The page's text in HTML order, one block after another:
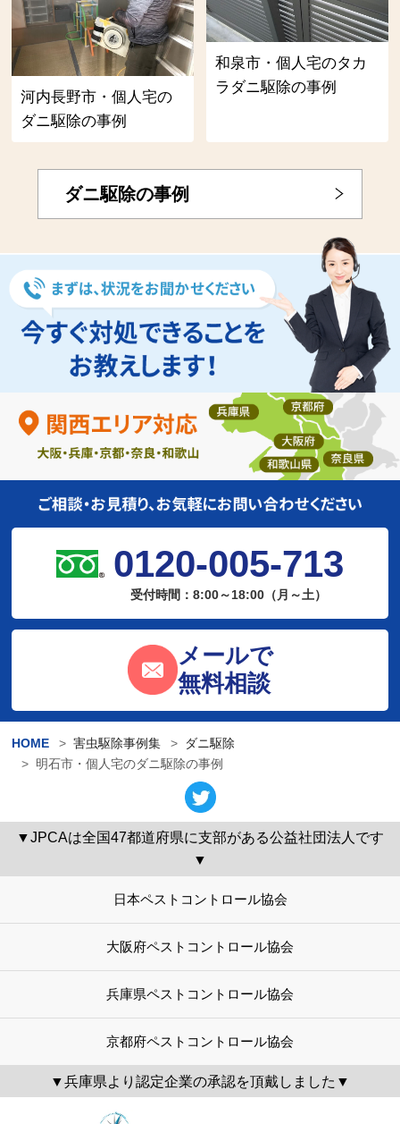
河内長野市・個人宅の
ダニ駆除の事例
和泉市・個人宅のタカ
ラダニ駆除の事例
ダニ駆除の事例
0120-005-713
受付時間：8:00～18:00（月～土）
メールで
無料相談
HOME 害虫駆除事例集
ダニ駆除
明石市・個人宅のダニ駆除の事例
▼JPCAは全国47都道府県に支部がある公益社団法人です
▼
日本ペストコントロール協会
大阪府ペストコントロール協会
兵庫県ペストコントロール協会
京都府ペストコントロール協会
▼兵庫県より認定企業の承認を頂戴しました▼